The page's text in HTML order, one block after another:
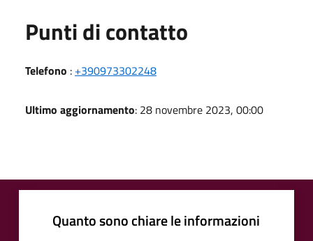
Punti di contatto
Telefono : +390973302248
Ultimo aggiornamento: 28 novembre 2023, 00:00
Quanto sono chiare le informazioni